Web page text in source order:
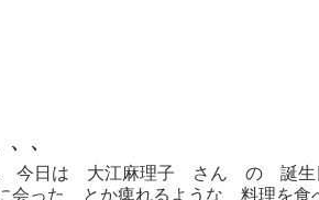
、
。 今日は 大江麻理子 さん の 誕
会った とか痺れるような 料理を